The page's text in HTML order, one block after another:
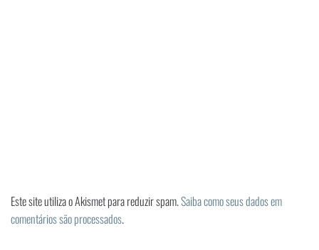
Este site utiliza o Akismet para reduzir spam.Saiba como seus dados em
comentários são processados.